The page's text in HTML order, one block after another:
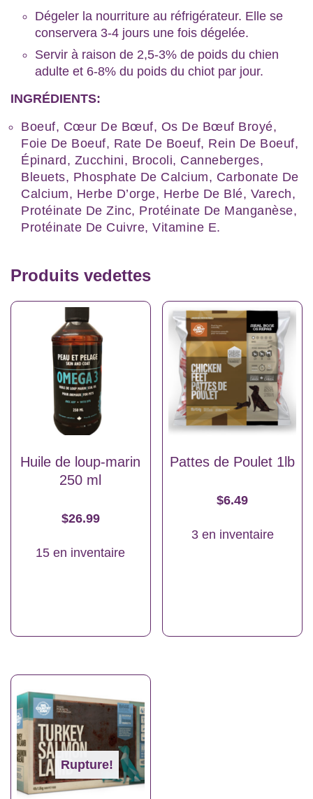
Dégeler la nourriture au réfrigérateur. Elle se
conservera 3-4 jours une fois dégelée.
Servir à raison de 2,5-3% de poids du chien
adulte et 6-8% du poids du chiot par jour.
INGRÉDIENTS:
Boeuf, Cœur De Bœuf, Os De Bœuf Broyé,
Foie De Boeuf, Rate De Boeuf, Rein De Boeuf,
Épinard, Zucchini, Brocoli, Canneberges,
Bleuets, Phosphate De Calcium, Carbonate De
Calcium, Herbe D’orge, Herbe De Blé, Varech,
Protéinate De Zinc, Protéinate De Manganèse,
Protéinate De Cuivre, Vitamine E.
Produits vedettes
Huile de loup-marin
250 ml
$26.99
15 en inventaire
Pattes de Poulet 1lb
$6.49
3 en inventaire
Rupture!